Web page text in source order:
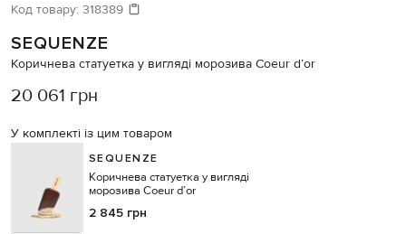
Код товару: 318389
SEQUENZE
Коричнева статуетка у вигляді морозива Coeur d’or
20 061 грн
У комплекті із цим товаром
SEQUENZE
Коричнева статуетка у вигляді
морозива Coeur d’or
2 845 грн